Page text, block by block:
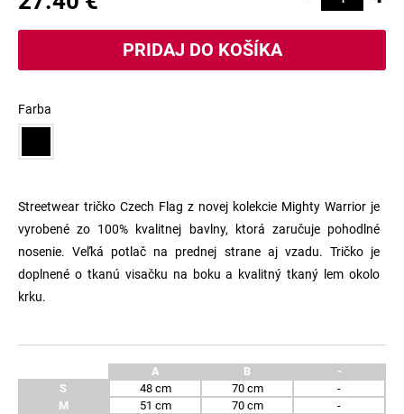
Farba
Streetwear tričko Czech Flag z novej kolekcie Mighty Warrior je
vyrobené zo 100% kvalitnej bavlny, ktorá zaručuje pohodlné
nosenie. Veľká potlač na prednej strane aj vzadu. Tričko je
doplnené o tkanú visačku na boku a kvalitný tkaný lem okolo
krku.
A B
-
S
48 cm 70 cm
-
M
51 cm 70 cm
-